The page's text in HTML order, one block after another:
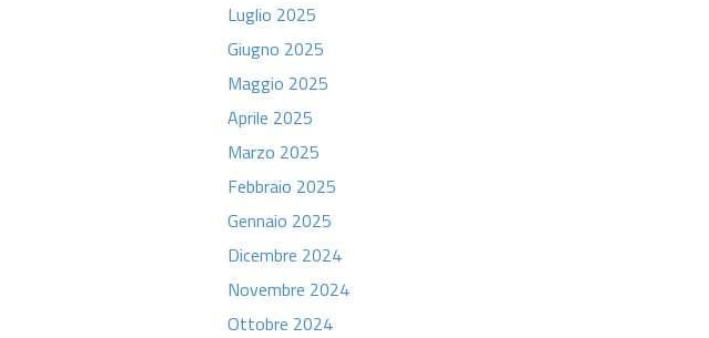
Luglio 2025
Giugno 2025
Maggio 2025
Aprile 2025
Marzo 2025
Febbraio 2025
Gennaio 2025
Dicembre 2024
Novembre 2024
Ottobre 2024